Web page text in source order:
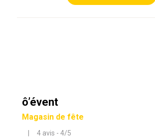
ô’évent
Magasin de fête
| 4 avis - 4/5